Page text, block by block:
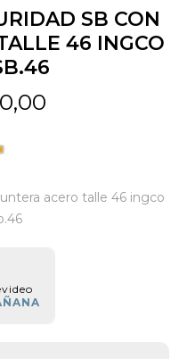
SB CON
46 INGCO
acero talle 46 ingco